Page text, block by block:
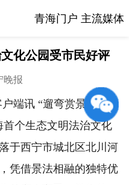
青海门户 主流媒体
化公园受市民好评
晚报
端讯 “遛弯赏景也能学
个生态文明法治文化
于西宁市城北区北川河
凭借景法相融的独特优